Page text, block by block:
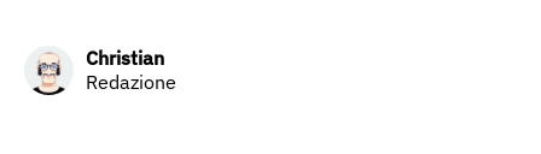
Christian
Redazione